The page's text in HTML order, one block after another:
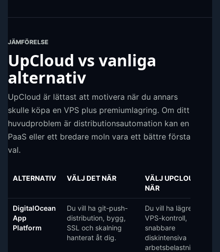
JÄMFÖRELSE
UpCloud vs vanliga
alternativ
UpCloud är lättast att motivera när du annars
skulle köpa en VPS plus premiumlagring. Om ditt
huvudproblem är distributionsautomation kan en
PaaS eller ett bredare moln vara ett bättre första
val.
ALTERNATIV VÄLJ DET NÄR
VÄLJ UPCLOUD
NÄR
DigitalOcean
App
Platform
Du vill ha git-push-
distribution, bygg,
SSL och skalning
hanterat åt dig.
Du vill ha lägre nivå
VPS-kontroll,
snabbare
diskintensiva
arbetsbelastningar